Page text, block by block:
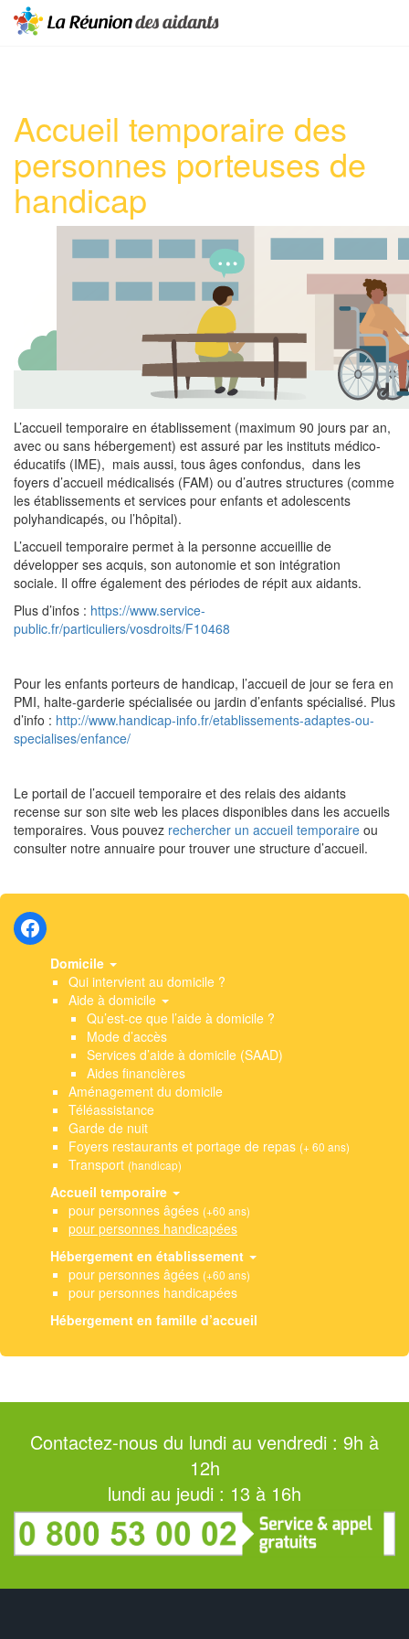
Accueil temporaire des
personnes porteuses de
handicap
L’accueil temporaire en établissement (maximum 90 jours par an,
avec ou sans hébergement) est assuré par les instituts médico-
éducatifs (IME), mais aussi, tous âges confondus, dans les
foyers d’accueil médicalisés (FAM) ou d’autres structures (comme
les établissements et services pour enfants et adolescents
polyhandicapés, ou l’hôpital).
L’accueil temporaire permet à la personne accueillie de
développer ses acquis, son autonomie et son intégration
sociale. Il offre également des périodes de répit aux aidants.
Plus d’infos : https://www.service-
public.fr/particuliers/vosdroits/F10468
Pour les enfants porteurs de handicap, l’accueil de jour se fera en
PMI, halte-garderie spécialisée ou jardin d’enfants spécialisé. Plus
d’info : http://www.handicap-info.fr/etablissements-adaptes-ou-
specialises/enfance/
Le portail de l’accueil temporaire et des relais des aidants
recense sur son site web les places disponibles dans les accueils
temporaires. Vous pouvez rechercher un accueil temporaire ou
consulter notre annuaire pour trouver une structure d’accueil.
Domicile
Qui intervient au domicile ?
Aide à domicile
Qu’est-ce que l’aide à domicile ?
Mode d’accès
Services d’aide à domicile (SAAD)
Aides financières
Aménagement du domicile
Téléassistance
Garde de nuit
Foyers restaurants et portage de repas (+ 60 ans)
Transport (handicap)
Accueil temporaire
pour personnes âgées (+60 ans)
pour personnes handicapées
Hébergement en établissement
pour personnes âgées (+60 ans)
pour personnes handicapées
Hébergement en famille d’accueil
Contactez-nous du lundi au vendredi : 9h à
12h
lundi au jeudi : 13 à 16h